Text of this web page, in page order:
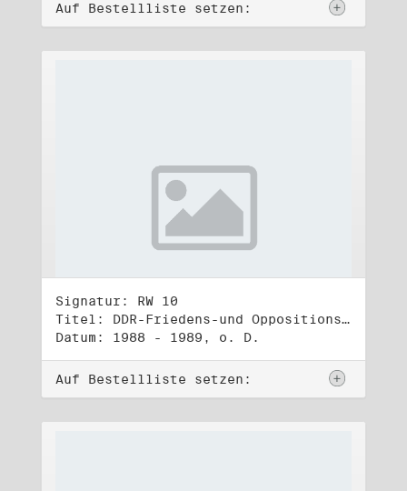
Auf Bestellliste setzen:
Signatur: RW 10
Titel: DDR-Friedens-und Oppositionsbewegung (3)
Datum: 1988 - 1989, o. D.
Auf Bestellliste setzen: